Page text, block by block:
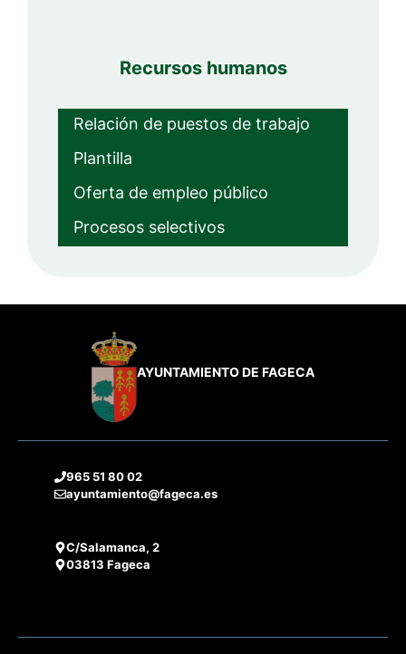
Recursos humanos
Relación de puestos de trabajo
Plantilla
Oferta de empleo público
Procesos selectivos
AYUNTAMIENTO DE FAGECA
965 51 80 02
ayuntamiento@fageca.es
C/Salamanca, 2
03813 Fageca